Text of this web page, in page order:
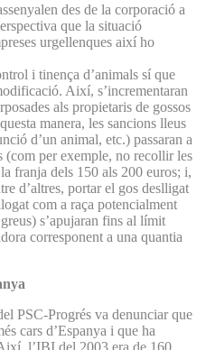
des de la corporació a
que la situació
urgellenques així ho
i tinença d’animals sí que
Així, s’incrementaran
als propietaris de gossos
manera, les sancions lleus
d’un animal, etc.) passaran a
(com per exemple, no recollir les
franja dels 150 als 200 euros; i,
d’altres, portar el gos deslligat
com a raça potencialment
s’apujaran fins al límit
corresponent a una quantia
PSC-Progrés va denunciar que
cars d’Espanya i que ha
l’IBI del 2003 era de 160